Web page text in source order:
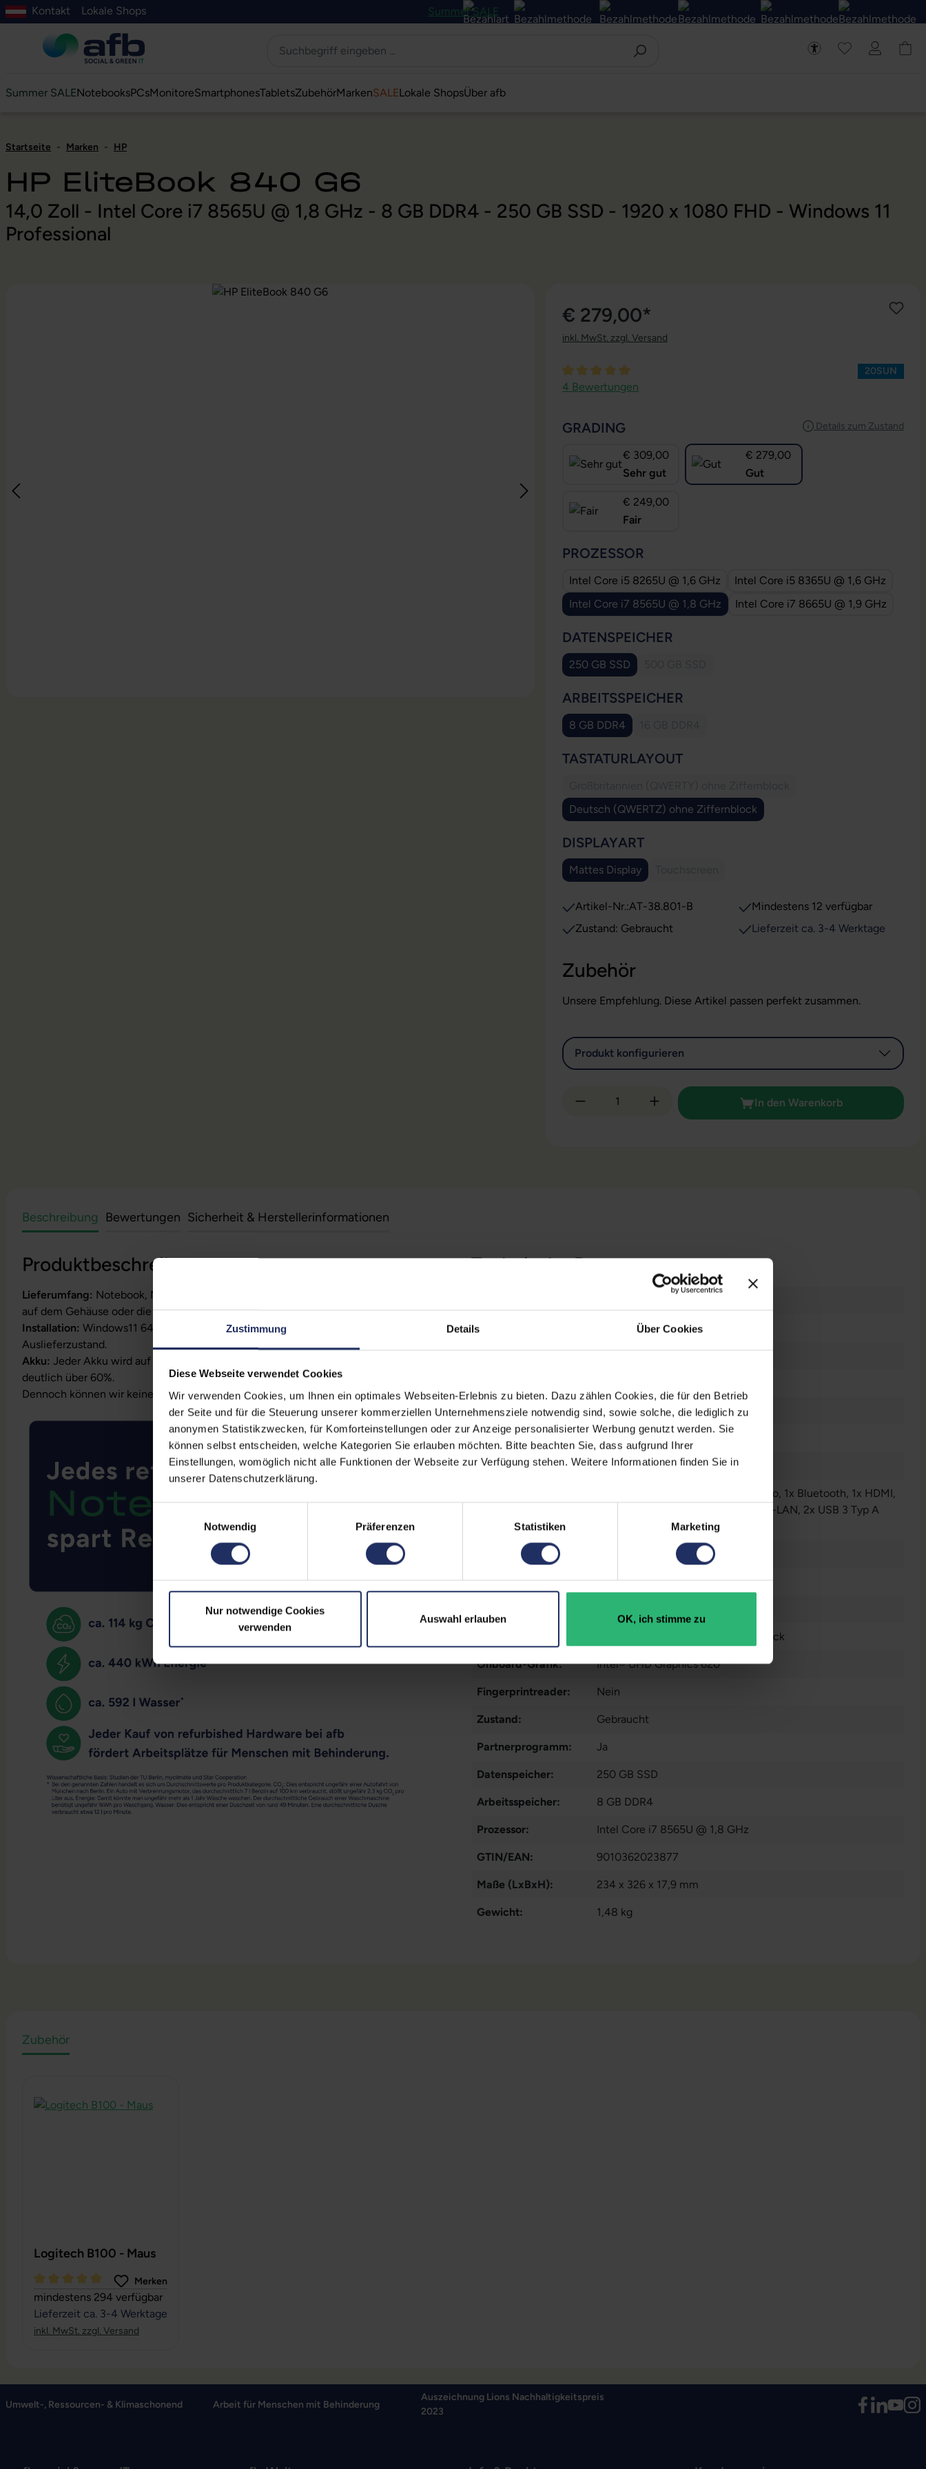
Zustimmung Details Über Cookies
Diese Webseite verwendet Cookies
Wir verwenden Cookies, um Ihnen ein optimales Webseiten-Erlebnis zu bieten. Dazu zählen Cookies, die für den Betrieb
der Seite und für die Steuerung unserer kommerziellen Unternehmensziele notwendig sind, sowie solche, die lediglich zu
anonymen Statistikzwecken, für Komforteinstellungen oder zur Anzeige personalisierter Werbung genutzt werden. Sie
können selbst entscheiden, welche Kategorien Sie erlauben möchten. Bitte beachten Sie, dass aufgrund Ihrer
Einstellungen, womöglich nicht alle Funktionen der Webseite zur Verfügung stehen. Weitere Informationen finden Sie in
unserer Datenschutzerklärung.
Notwendig
Präferenzen Statistiken Marketing
Nur notwendige Cookies
verwenden
Auswahl erlauben OK, ich stimme zu
springen
Suche springen
Zur Hauptnavigation springen
Zur Navigation der B2B-Plattform springen
Kontakt Lokale Shops Summer SALE
Summer SALENotebooksPCsMonitoreSmartphonesTabletsZubehörMarkenSALELokale ShopsÜber afb
Startseite - Marken - HP
HP EliteBook 840 G6
14,0 Zoll - Intel Core i7 8565U @ 1,8 GHz - 8 GB DDR4 - 250 GB SSD - 1920 x 1080 FHD - Windows 11
Professional
€ 279,00*
inkl. MwSt. zzgl. Versand
Durchschnittliche Bewertung von 5 von 5 Sternen
4 Bewertungen
20SUN
Details zum Zustand
GRADING
€ 309,00
Sehr gut
€ 279,00
Gut
€ 249,00
Fair
PROZESSOR
Intel Core i5 8265U @ 1,6 GHz
Intel Core i5 8365U @ 1,6 GHz
Intel Core i7 8565U @ 1,8 GHz
Intel Core i7 8665U @ 1,9 GHz
DATENSPEICHER
250 GB SSD
ARBEITSSPEICHER
8 GB DDR4
TASTATURLAYOUTAUSWÄHLEN
Deutsch (QWERTZ) ohne Ziffernblock
DISPLAYARTAUSWÄHLEN
Mattes Display
Artikel-Nr.:AT-38.801-B
Zustand: Gebraucht
Mindestens 12 verfügbar
Lieferzeit ca. 3-4 Werktage
Zubehör
Unsere Empfehlung. Diese Artikel passen perfekt zusammen.
Produkt konfigurieren
Produkt Anzahl: Gib den gewünschten Wert ein
In den Warenkorb
Beschreibung Bewertungen Sicherheit & Herstellerinformationen
Produktbeschreibung
Lieferumfang: Notebook, Netzteil, Akku, Produktschlüssel (Der Aufkleber befindet sich
auf dem Gehäuse oder die Lizenz ist bereits digital hinterlegt)
Installation: Windows11 64Bit vorinstalliert inklusive Wiederherstellungsmöglichkeit auf
Auslieferzustand.
Akku: Jeder Akku wird auf Funktion geprüft. Die Akku-Kapazität liegt im Normalfall
deutlich über 60%.
Dennoch können wir keine Garantieleistungen auf Akkulaufzeiten übernehmen.
Technische Daten
CPU Generation:
Displayart: Mattes Display
Webcam: Ja
Tastaturbeleuchtung: Nein
1x Audio / Mikrofon - 3.5 mm Combo, 1x Bluetooth, 1x HDMI,
, 1x W-LAN, 2x USB 3 Typ A
Displaygröße:
LTE: Nein
Deutsch (QWERTZ) ohne Ziffernblock
Onboard-Grafik: Intel® UHD Graphics 620
Fingerprintreader: Nein
Zustand: Gebraucht
Partnerprogramm: Ja
Datenspeicher: 250 GB SSD
Arbeitsspeicher: 8 GB DDR4
Prozessor: Intel Core i7 8565U @ 1,8 GHz
GTIN/EAN: 9010362023877
Maße (LxBxH): 234 x 326 x 17,9 mm
Gewicht: 1,48 kg
Zubehör
Logitech B100 - Maus
Durchschnittliche Bewertung von 5 von 5 Sternen
Merken
mindestens 294 verfügbar
Lieferzeit ca. 3-4 Werktage
inkl. MwSt. zzgl. Versand
Umwelt-, Ressourcen- & Klimaschonend Arbeit für Menschen mit Behinderung
Auszeichnung Lions Nachhaltigkeitspreis
2023